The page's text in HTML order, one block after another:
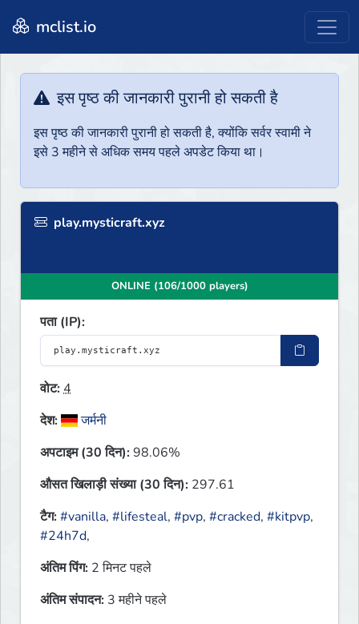
mclist.io
इस पृष्ठ की जानकारी पुरानी हो सकती है
इस पृष्ठ की जानकारी पुरानी हो सकती है, क्योंकि सर्वर स्वामी ने
इसे 3 महीने से अधिक समय पहले अपडेट किया था।
play.mysticraft.xyz
ONLINE (106/1000 players)
पता (IP):
वोट:4
देश:
जर्मनी
अपटाइम (30 दिन):98.06%
औसत खिलाड़ी संख्या (30 दिन): 297.61
टैग:#vanilla, #lifesteal, #pvp, #cracked, #kitpvp,
#24h7d,
अंतिम पिंग: 2 मिनट पहले
अंतिम संपादन: 3 महीने पहले